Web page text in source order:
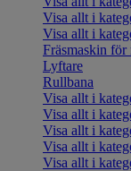
Visa allt i
Visa allt i
Fräsmaskin för
Lyftare
Rullbana
Visa allt i
Visa allt i
Visa allt i
Visa allt i
Visa allt i